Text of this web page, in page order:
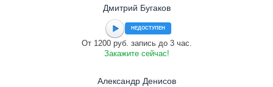
Дмитрий Бугаков
НЕДОСТУПЕН
От 1200 руб. запись до 3 час.
Закажите сейчас!
Александр Денисов